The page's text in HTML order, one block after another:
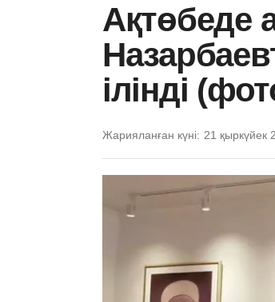
Ақтөбеде
ілінді
Жарияланған күні: 21 қыркүйек